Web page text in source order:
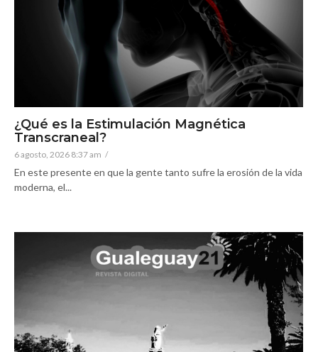
¿Qué es la Estimulación Magnética
Transcraneal?
6 agosto, 2026 8:37 am /
En este presente en que la gente tanto sufre la erosión de la vida
moderna, el...